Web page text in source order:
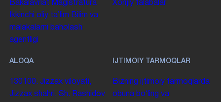
Bakalavriat Magistratura
Ikkinchi oliy taʼlim Bilim va
malakalarni baholash
agentligi
Xorijiy talabalar
ALOQA
130100. Jizzax viloyati,
Jizzax shahri, Sh. Rashidov
IJTIMOIY TARMOQLAR
Bizning ijtimoiy tarmoqlarda
obuna boʻling va